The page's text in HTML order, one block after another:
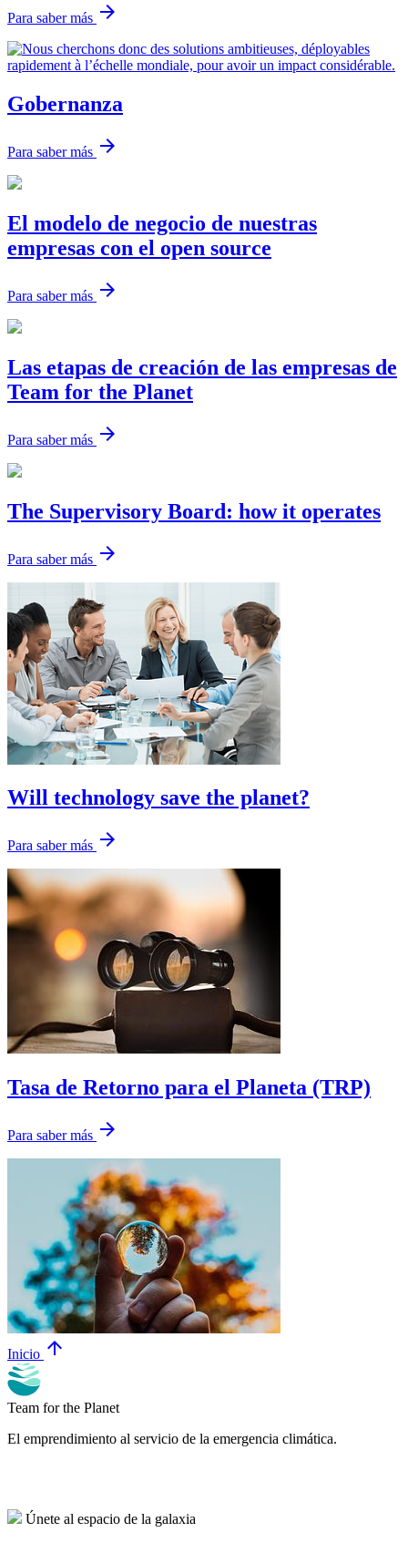
Para saber más arrow_forward
Gobernanza
Para saber más arrow_forward
El modelo de negocio de nuestras
empresas con el open source
Para saber más arrow_forward
Las etapas de creación de las empresas de
Team for the Planet
Para saber más arrow_forward
The Supervisory Board: how it operates
Para saber más arrow_forward
Will technology save the planet?
Para saber más arrow_forward
Tasa de Retorno para el Planeta (TRP)
Para saber más arrow_forward
Inicio arrow_upward
Team for the Planet
El emprendimiento al servicio de la emergencia climática.
Únete al espacio de la galaxia